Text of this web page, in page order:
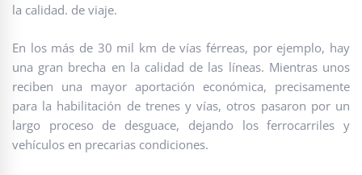
la calidad. de viaje.
En los más de 30 mil km de vías férreas, por ejemplo, hay
una gran brecha en la calidad de las líneas. Mientras unos
reciben una mayor aportación económica, precisamente
para la habilitación de trenes y vías, otros pasaron por un
largo proceso de desguace, dejando los ferrocarriles y
vehículos en precarias condiciones.